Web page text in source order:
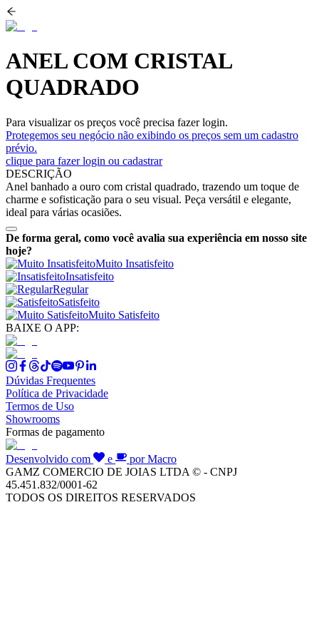
ANEL COM CRISTAL
QUADRADO
Para visualizar os preços você precisa fazer login.
Protegemos seu negócio não exibindo os preços sem um cadastro
prévio.
clique para fazer login ou cadastrar
DESCRIÇÃO
Anel banhado a ouro com cristal quadrado, trazendo um toque de
charme e sofisticação para o seu visual. Peça versátil e elegante,
ideal para várias ocasiões.
De forma geral, como você avalia sua experiência em nosso site
hoje?
Muito Insatisfeito
Insatisfeito
Regular
Satisfeito
Muito Satisfeito
BAIXE O APP:
Dúvidas Frequentes
Política de Privacidade
Termos de Uso
Showrooms
Formas de pagamento
Desenvolvido com e
por Macro
GAMZ COMERCIO DE JOIAS LTDA © - CNPJ
45.451.832/0001-62
TODOS OS DIREITOS RESERVADOS